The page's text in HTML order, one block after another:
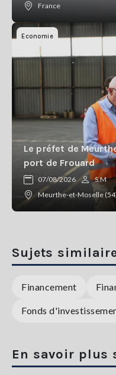
France
Economie
Le préfet de
port de Frouard
07/08/2026
S.M
Meurthe-et-Moselle
Sujets
Financement
Fonds
En savoir plus